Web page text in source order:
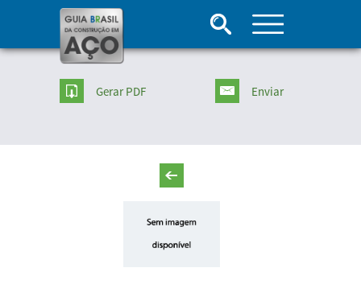
Gerar PDF Enviar